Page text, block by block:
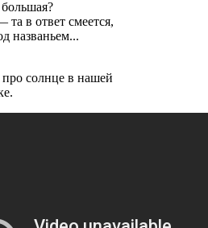
в ответ смеется,
названьем...
про солнце в нашей